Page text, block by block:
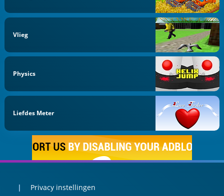
Vlieg
Physics
Liefdes Meter
Privacy instellingen